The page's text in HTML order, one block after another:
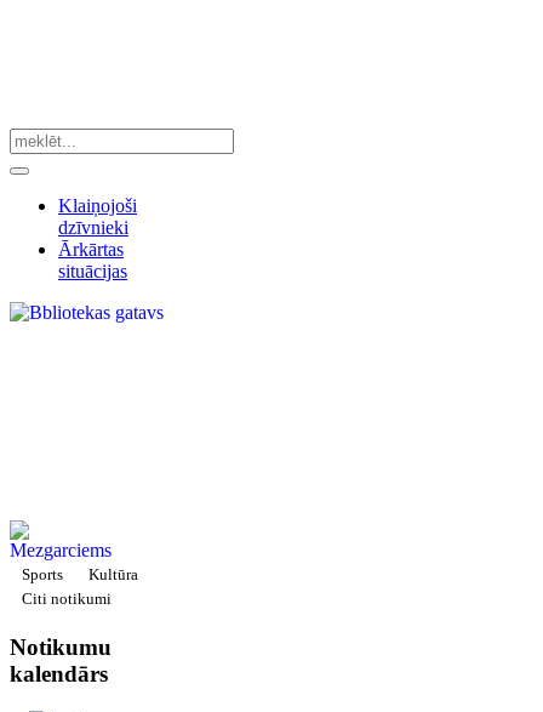
Klaiņojoši
dzīvnieki
Ārkārtas
situācijas
Sports
Kultūra
Citi notikumi
Notikumu
kalendārs